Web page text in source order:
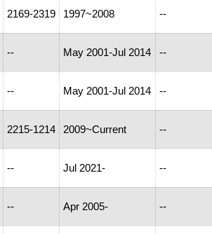
2169-2319 1997~2008 --
-- May 2001-Jul 2014 --
-- May 2001-Jul 2014 --
2215-1214 2009~Current --
-- Jul 2021- --
-- Apr 2005- --